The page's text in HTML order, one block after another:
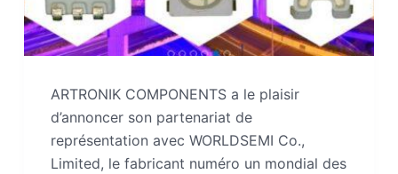
ARTRONIK COMPONENTS a le plaisir
d’annoncer son partenariat de
représentation avec WORLDSEMI Co.,
Limited, le fabricant numéro un mondial des